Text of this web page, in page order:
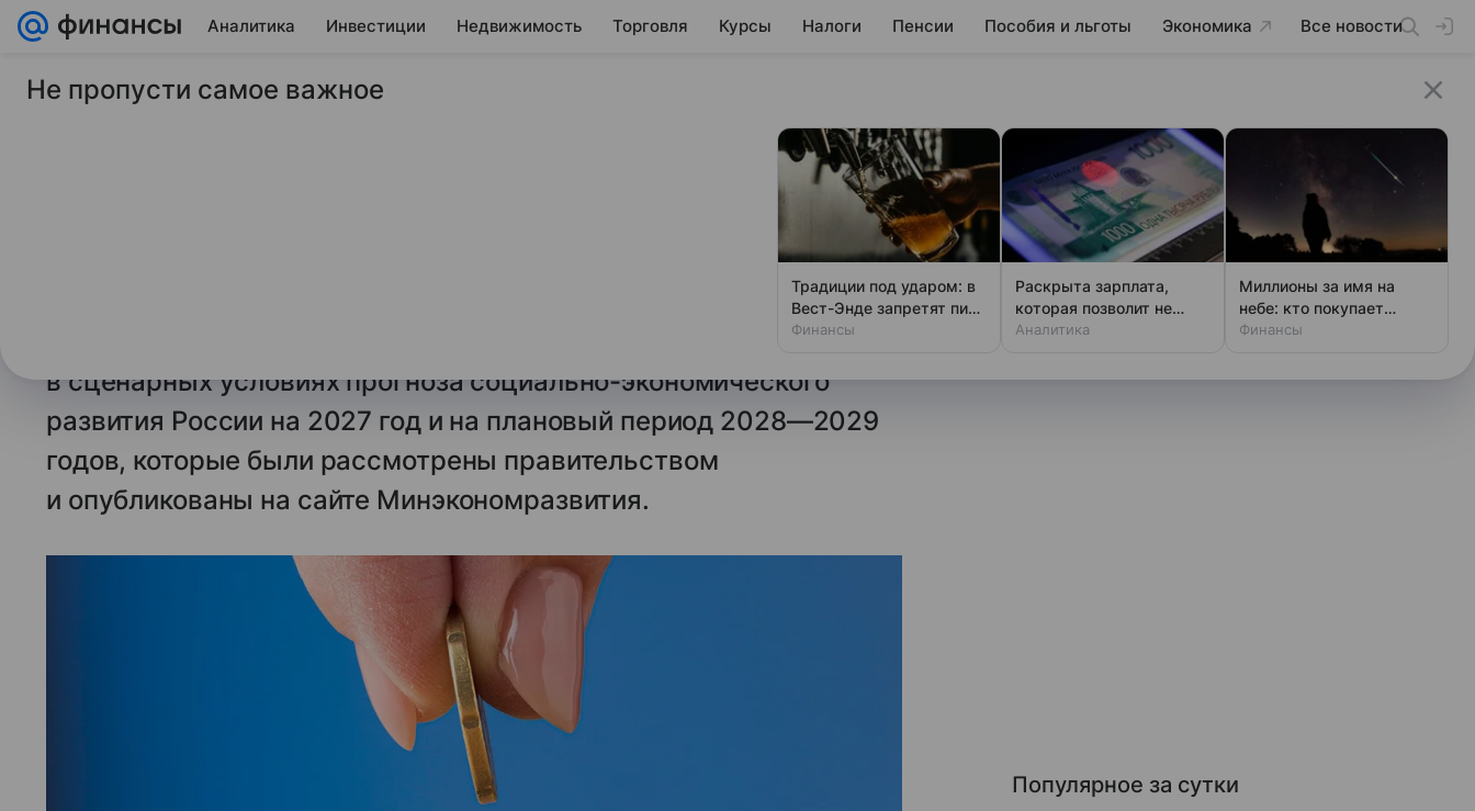
Аналитика Инвестиции Недвижимость Торговля Курсы Налоги Пенсии Пособия и льготы Экономика Все новости
12 мая 2026 ТАСС
МЭР: темп роста ВВП РФ к 2029 году
МОСКВА, 12 мая. /ТАСС/. Темп роста ВВП России к 2029 году
может составить 2,4% в годовом выражении. В 2026 году
динамика экономики ожидается на уровне 0,4%, говорится
в сценарных условиях прогноза социально-экономического
развития России на 2027 год и на плановый период 2028—2029
годов, которые были рассмотрены правительством
и опубликованы на сайте Минэкономразвития.
Популярное за сутки
Не пропусти самое важное
Традиции под ударом: в
Вест-Энде запретят пить
у стойки
Финансы
Раскрыта зарплата,
которая позволит не
чувствовать зависти
Аналитика
Миллионы за имя на
небе: кто покупает
звезды
Финансы